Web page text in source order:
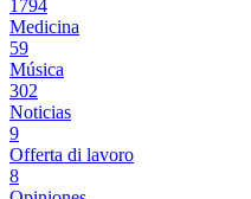
1794
Medicina
59
Música
302
Noticias
9
Offerta di lavoro
8